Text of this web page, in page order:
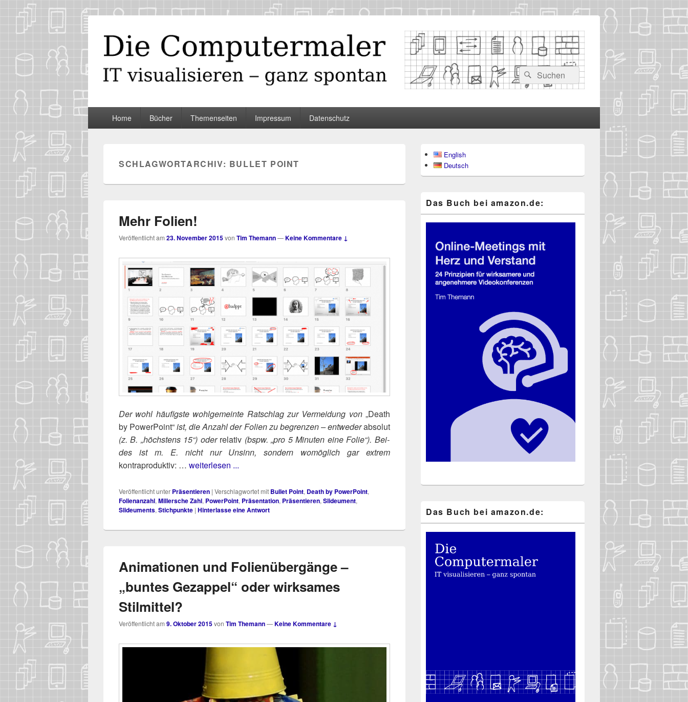
Die Computermaler
Suchen
nach:
Suchen
PrimäresHome Bücher Themenseiten Impressum Datenschutz
SCHLAGWORTARCHIV: BULLET POINT
Mehr Folien!
Veröffentlicht am 23. November 2015von Tim Themann—Keine Kommentare ↓
Der wohl häu­figs­te wohl­ge­mein­te Rat­schlag zur Ver­mei­dung von „Death
by Power­Point“ist, die Anzahl der Foli­en zu begren­zen – ent­we­derabso­lut
(z. B. „höchs­tens 15“) oder rela­tiv (bspw. „pro 5 Minu­ten eine Folie“). Bei­
des ist m. E. nicht nur Unsinn, son­dern womög­lich gar extrem
kontraproduktiv: … weiterlesen ...
Veröffentlicht unter Präsentieren | Verschlagwortet mit Bullet Point, Death by PowerPoint,
Folienanzahl, Millersche Zahl, PowerPoint, Präsentation, Präsentieren, Slideument,
Slideuments, Stichpunkte | Hinterlasse eine Antwort
Animationen und Folienübergänge –
„buntes Gezappel“ oder wirksames
Stilmittel?
Veröffentlicht am 9. Oktober 2015von Tim Themann—Keine Kommentare ↓
Seitenleisten-
Widgetbereich
English
Deutsch
Das Buch bei ama​zon​.de:
Das Buch bei ama​zon​.de: